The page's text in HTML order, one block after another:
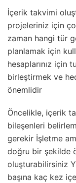
İçerik takvimi
projeleriniz için
zaman hangi tür
planlamak için
hesaplarınız için
birleştirmek ve
önemlidir
Öncelikle, içerik
bileşenleri
gerekir İşletme
doğru bir şekilde
oluşturabilirsiniz
başına kaç kez